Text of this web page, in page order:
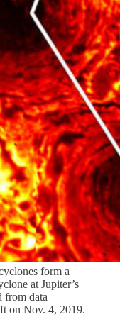
form a
at Jupiter’s
from data
on Nov. 4, 2019.